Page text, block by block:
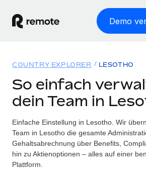
Demo
WELTWEITE BESCHÄFTIGUNG
Globale Payroll
Einfache, rechtssicher Payroll
Employer of Record
Weltweites Wachstum ohne Kosten
Lösungen
WELTWEITE ABDECKUNG
Country Explorer
Länderspezifische Unterstützung
Ressourcen
TOOLS UND RECHNER
Scheinselbstständigkeitsrisiko
Preise
COUNTRY EXPLORER LESOTHO
So einfach
dein Team in
Einfache Einstellung in Lesotho. Wir
Team in Lesotho die gesamte
Gehaltsabrechnung über Benefits,
hin zu Aktienoptionen – alles auf einer
Plattform.